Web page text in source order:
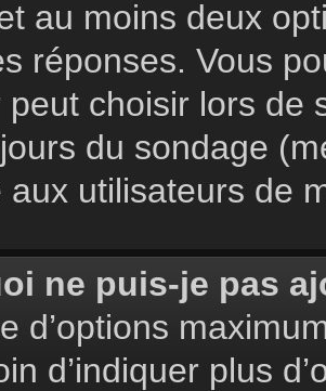
au moins deux
réponses. Vous
peut choisir lors de
du sondage
aux utilisateurs de
ne puis-je pas
d’options
d’indiquer plus